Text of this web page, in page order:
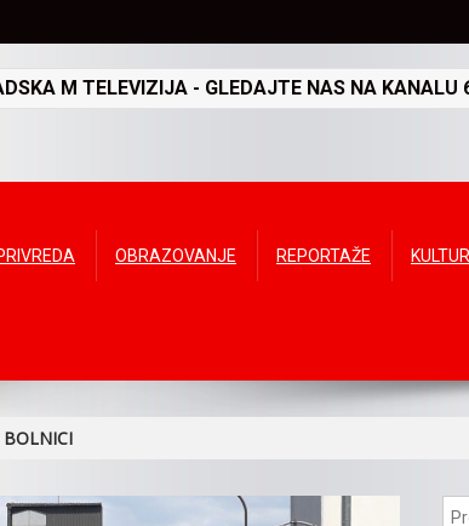
M TELEVIZIJA - GLEDAJTE NAS NA
OBRAZOVANJE REPORTAŽE
BOLNICI